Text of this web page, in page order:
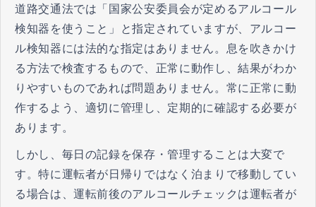
道路交通法では「国家公安委員会が定めるアルコール
検知器を使うこと」と指定されていますが、アルコー
ル検知器には法的な指定はありません。息を吹きかけ
る方法で検査するもので、正常に動作し、結果がわか
りやすいものであれば問題ありません。常に正常に動
作するよう、適切に管理し、定期的に確認する必要が
あります。
しかし、毎日の記録を保存・管理することは大変で
す。特に運転者が日帰りではなく泊まりで移動してい
る場合は、運転前後のアルコールチェックは運転者が